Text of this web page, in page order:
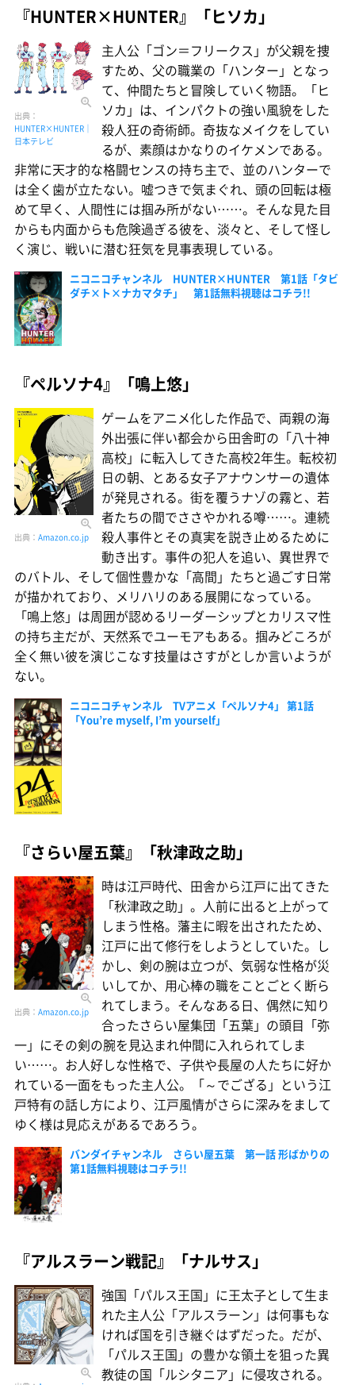
『HUNTER×HUNTER』「ヒソカ」
出典：
HUNTER×HUNTER｜
日本テレビ
主人公「ゴン＝フリークス」が父親を捜
すため、父の職業の「ハンター」となっ
て、仲間たちと冒険していく物語。「ヒ
ソカ」は、インパクトの強い風貌をした
殺人狂の奇術師。奇抜なメイクをしてい
るが、素顔はかなりのイケメンである。
非常に天才的な格闘センスの持ち主で、並のハンターで
は全く歯が立たない。嘘つきで気まぐれ、頭の回転は極
めて早く、人間性には掴み所がない……。そんな見た目
からも内面からも危険過ぎる彼を、淡々と、そして怪し
く演じ、戦いに潜む狂気を見事表現している。
ニコニコチャンネル HUNTER×HUNTER 第1話「タビ
ダチ×ト×ナカマタチ」 第1話無料視聴はコチラ!!
『ペルソナ4』「鳴上悠」
出典： Amazon.co.jp
ゲームをアニメ化した作品で、両親の海
外出張に伴い都会から田舎町の「八十神
高校」に転入してきた高校2年生。転校初
日の朝、とある女子アナウンサーの遺体
が発見される。街を覆うナゾの霧と、若
者たちの間でささやかれる噂……。連続
殺人事件とその真実を説き止めるために
動き出す。事件の犯人を追い、異世界で
のバトル、そして個性豊かな「高間」たちと過ごす日常
が描かれており、メリハリのある展開になっている。
「鳴上悠」は周囲が認めるリーダーシップとカリスマ性
の持ち主だが、天然系でユーモアもある。掴みどころが
全く無い彼を演じこなす技量はさすがとしか言いようが
ない。
ニコニコチャンネル TVアニメ「ペルソナ4」 第1話
「You’re myself, I’m yourself」
『さらい屋五葉』「秋津政之助」
出典： Amazon.co.jp
時は江戸時代、田舎から江戸に出てきた
「秋津政之助」。人前に出ると上がって
しまう性格。藩主に暇を出されたため、
江戸に出て修行をしようとしていた。し
かし、剣の腕は立つが、気弱な性格が災
いしてか、用心棒の職をことごとく断ら
れてしまう。そんなある日、偶然に知り
合ったさらい屋集団「五葉」の頭目「弥
一」にその剣の腕を見込まれ仲間に入れられてしま
い……。お人好しな性格で、子供や長屋の人たちに好か
れている一面をもった主人公。「～でござる」という江
戸特有の話し方により、江戸風情がさらに深みをまして
ゆく様は見応えがあるであろう。
バンダイチャンネル さらい屋五葉 第一話 形ばかりの
第1話無料視聴はコチラ!!
『アルスラーン戦記』「ナルサス」
強国「パルス王国」に王太子として生ま
れた主人公「アルスラーン」は何事もな
ければ国を引き継ぐはずだった。だが、
「パルス王国」の豊かな領土を狙った異
教徒の国「ルシタニア」に侵攻される。